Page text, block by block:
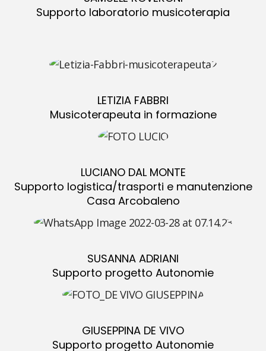
Supporto laboratorio musicoterapia
LETIZIA FABBRI
Musicoterapeuta in formazione
LUCIANO DAL MONTE
Supporto logistica/trasporti e manutenzione
Casa Arcobaleno
SUSANNA ADRIANI
Supporto progetto Autonomie
GIUSEPPINA DE VIVO
Supporto progetto Autonomie